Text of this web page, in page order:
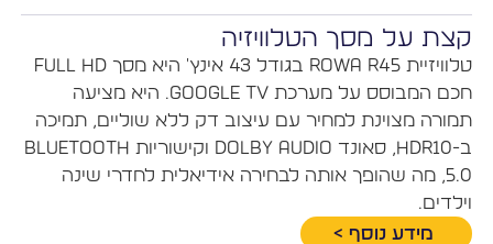
קצת על מסך הטלוויזיה
טלוויזיית Rowa R45 בגודל 43 אינץ' היא מסך Full HD
חכם המבוסס על מערכת Google TV. היא מציעה
תמורה מצוינת למחיר עם עיצוב דק ללא שוליים, תמיכה
ב-HDR10, סאונד Dolby Audio וקישוריות Bluetooth
5.0, מה שהופך אותה לבחירה אידיאלית לחדרי שינה
וילדים.
מידע נוסף >